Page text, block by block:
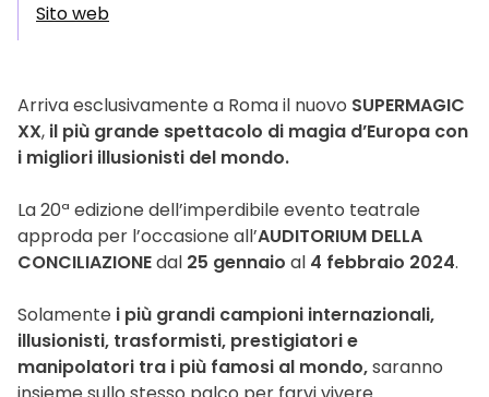
Sito web
Arriva esclusivamente a Roma il nuovo SUPERMAGIC
XX, il più grande spettacolo di magia d’Europa con
i migliori illusionisti del mondo.
La 20ª edizione dell’imperdibile evento teatrale
approda per l’occasione all’AUDITORIUM DELLA
CONCILIAZIONEdal 25 gennaio al 4 febbraio 2024.
Solamente i più grandi campioni internazionali,
illusionisti, trasformisti, prestigiatori e
manipolatori tra i più famosi al mondo,saranno